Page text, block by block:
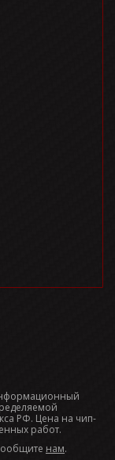
РФ. Цена на чип-
работ.
нам.